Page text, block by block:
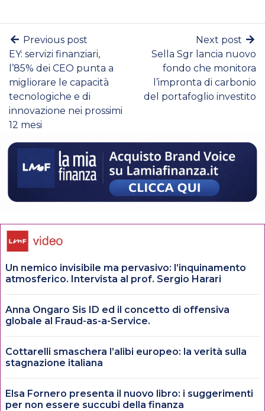
Previous post
EY: servizi finanziari,
l’85% dei CEO punta a
migliorare le capacità
tecnologiche e di
innovazione nei prossimi
12 mesi
Next post
Sella Sgr lancia nuovo
fondo che monitora
l’impronta di carbonio
del portafoglio investito
Un nemico invisibile ma pervasivo: l’inquinamento
atmosferico. Intervista al prof. Sergio Harari
Anna Ongaro Sis ID ed il concetto di offensiva
globale al Fraud-as-a-Service.
Cottarelli smaschera l’alibi europeo: la verità sulla
stagnazione italiana
Elsa Fornero presenta il nuovo libro: i suggerimenti
per non essere succubi della finanza